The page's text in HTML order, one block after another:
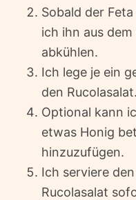
Sobald der
ich ihn aus
abkühlen.
Ich lege je ein
den Rucolasalat.
Optional kann
etwas Honig
hinzuzufügen.
Ich serviere
Rucolasalat